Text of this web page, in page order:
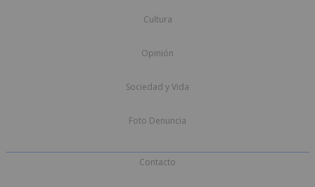
Cultura
Opinión
Sociedad y Vida
Foto Denuncia
Contacto